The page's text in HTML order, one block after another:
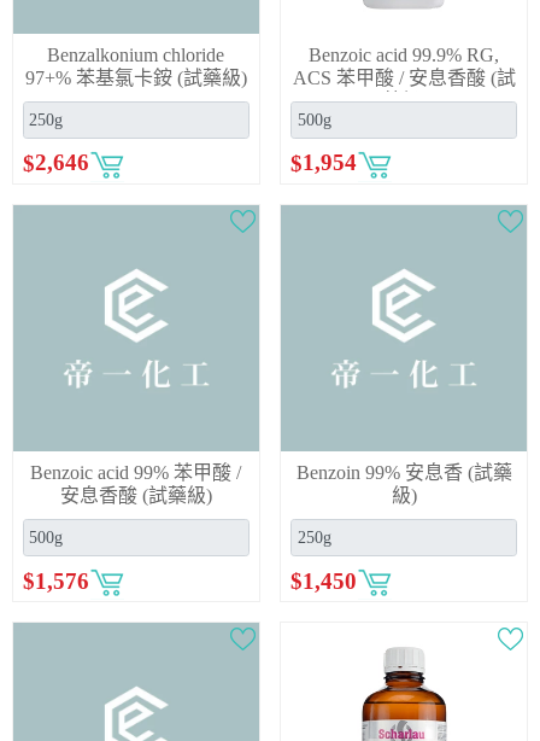
Benzalkonium chloride
97+% 苯基氯卡銨 (試藥級)
$2,646
Benzoic acid 99.9% RG,
ACS 苯甲酸 / 安息香酸 (試
藥級)
$1,954
Benzoic acid 99% 苯甲酸 /
安息香酸 (試藥級)
$1,576
Benzoin 99% 安息香 (試藥
級)
$1,450